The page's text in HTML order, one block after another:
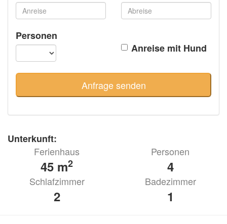
Personen
Anreise mit Hund
Unterkunft:
Ferienhaus
45 m2
Personen
4
Schlafzimmer
2
Badezimmer
1